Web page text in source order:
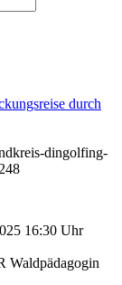
durch
dingolfing-
16:30 Uhr
Waldpädagogin